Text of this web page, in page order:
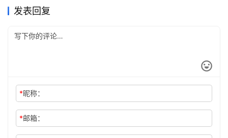
发表回复
*昵称：
*邮箱：